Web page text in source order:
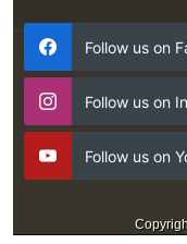
Follow us on
Follow us on
Follow us on